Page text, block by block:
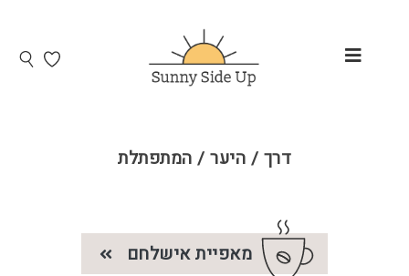
דרך / היער / המתפתלת
מאפיית אישלחם